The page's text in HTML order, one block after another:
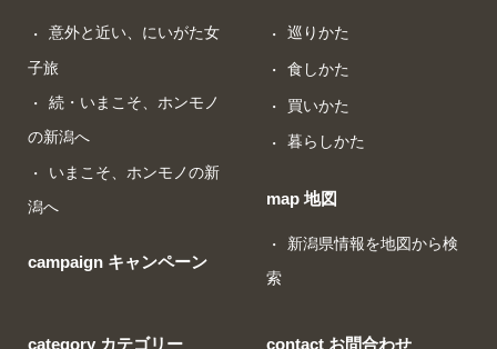
意外と近い、にいがた女
子旅
続・いまこそ、ホンモノ
の新潟へ
いまこそ、ホンモノの新
潟へ
campaign キャンペーン
巡りかた
食しかた
買いかた
暮らしかた
map 地図
新潟県情報を地図から検
索
category カテゴリー contact お問合わせ